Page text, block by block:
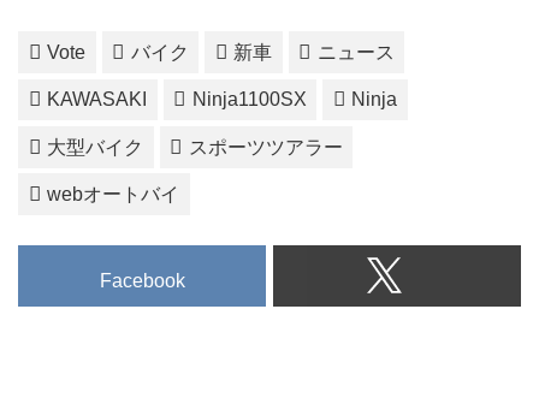
Vote バイク 新車 ニュース
KAWASAKI Ninja1100SX Ninja
大型バイク スポーツツアラー
webオートバイ
Facebook